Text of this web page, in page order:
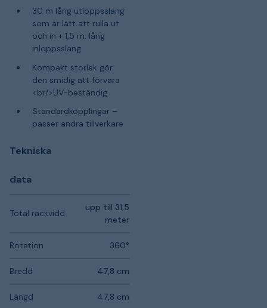
30 m lång utloppsslang
som är lätt att rulla ut
och in + 1,5 m. lång
inloppsslang
Kompakt storlek gör
den smidig att förvara
<br/>UV-beständig
Standardkopplingar –
passer andra tillverkare
Tekniska
data
Total räckvidd
upp till 31,5
meter
Rotation 360°
Bredd 47,8 cm
Längd 47,8 cm